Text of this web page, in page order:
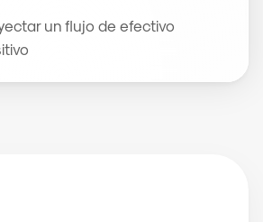
un flujo de efectivo